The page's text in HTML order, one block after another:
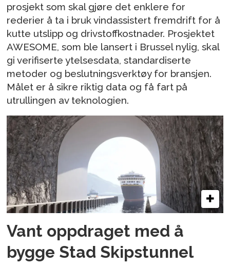
prosjekt som skal gjøre det enklere for
rederier å ta i bruk vindassistert fremdrift for å
kutte utslipp og drivstoffkostnader. Prosjektet
AWESOME, som ble lansert i Brussel nylig, skal
gi verifiserte ytelsesdata, standardiserte
metoder og beslutningsverktøy for bransjen.
Målet er å sikre riktig data og få fart på
utrullingen av teknologien.
Vant oppdraget med å
bygge Stad Skipstunnel